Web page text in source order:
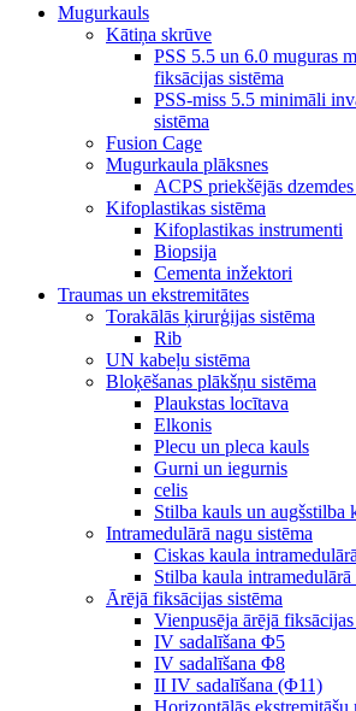
Mugurkauls
Kātiņa skrūve
PSS 5.5 un 6.0 muguras
fiksācijas sistēma
PSS-miss 5.5 minimāli
sistēma
Fusion Cage
Mugurkaula plāksnes
ACPS priekšējās
Kifoplastikas sistēma
Kifoplastikas instrumenti
Biopsija
Cementa inžektori
Traumas un ekstremitātes
Torakālās ķirurģijas sistēma
Rib
UN kabeļu sistēma
Bloķēšanas plākšņu sistēma
Plaukstas locītava
Elkonis
Plecu un pleca kauls
Gurni un iegurnis
celis
Stilba kauls un augšstilba
Intramedulārā nagu sistēma
Ciskas kaula
Stilba kaula intramedulārā
Ārējā fiksācijas sistēma
Vienpusēja ārējā fiksācijas
IV sadalīšana Φ5
IV sadalīšana Φ8
II IV sadalīšana (Φ11)
Horizontālās ekstremitāšu